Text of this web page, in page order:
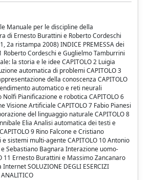
Manuale per le discipline della
di Ernesto Burattini e Roberto Cordeschi
2a ristampa 2008) INDICE PREMESSA dei
Roberto Cordeschi e Guglielmo Tamburrini
la storia e le idee CAPITOLO 2 Luigia
automatica di problemi CAPITOLO 3
della conoscenza CAPITOLO
automatico e reti neurali
Nolfi Pianificazione e robotica CAPITOLO 6
Visione Artificiale CAPITOLO 7 Fabio Pianesi
del linguaggio naturale CAPITOLO 8
Elia Analisi automatica dei testi e
9 Rino Falcone e Cristiano
sistemi multi-agente CAPITOLO 10 Antonio
Sebastiano Bagnara Interazione uomo-
11 Ernesto Burattini e Massimo Zancanaro
SOLUZIONE DEGLI ESERCIZI